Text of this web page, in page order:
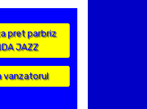
pret parbriz
JAZZ
vanzatorul